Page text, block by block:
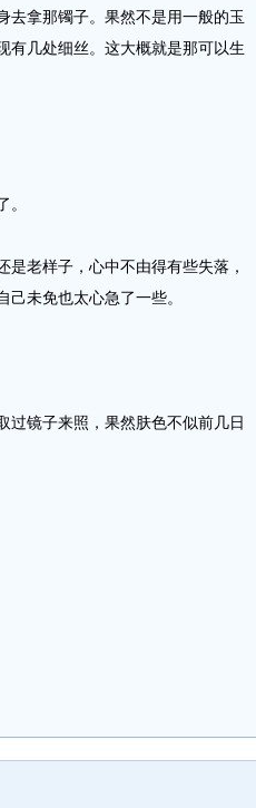
拿那镯子。果然不是用一般的玉
有几处细丝。这大概就是那可以生
老样子，心中不由得有些失落，
未免也太心急了一些。
镜子来照，果然肤色不似前几日